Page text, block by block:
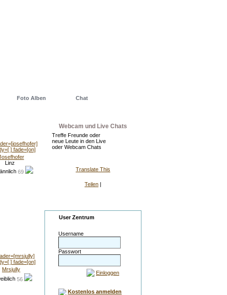
Foto Alben Chat
Linz
69
Mrsjully
56
Webcam und Live Chats
Treffe Freunde oder
neue Leute in den Live
oder Webcam Chats
Translate This
Teilen |
User Zentrum
Username
Passwort
Einloggen
Kostenlos anmelden